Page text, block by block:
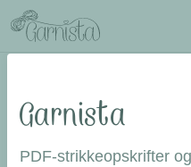
Garnista
PDF-strikkeopskrifter